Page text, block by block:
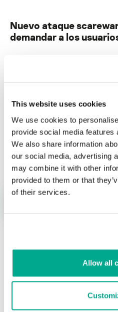
This website uses cookies
We use cookies to
provide social media features
We also share information
our social media, advertising
may combine it with other
provided to them or that
of their services.
Allow all
Nuevo ataque
demandar a los
Nombre*
ÚLTIMAS